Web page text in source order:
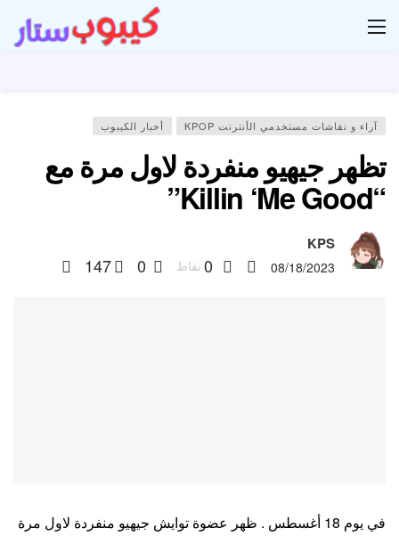
آراء و نقاشات مستخدمي الأنترنت KPOP أخبار الكيبوب
تظهر جيهيو منفردة لاول مرة مع
“Killin ‘Me Good”
KPS
08/18/2023
0 نقاط 0
147
في يوم 18 أغسطس . ظهر عضوة توايش جيهيو منفردة لاول مرة